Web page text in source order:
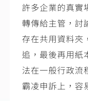
許多企業的真實
轉傳給主管，討
存在共用資料夾
追，最後再用紙
法在一般行政流
霸凌申訴上，容